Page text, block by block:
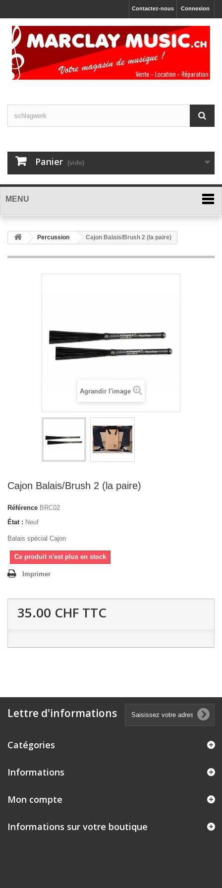
Connexion
Contactez-nous
Panier (vide)
MENU
Percussion Cajon Balais/Brush 2 (la paire)
Agrandir l'image
Cajon Balais/Brush 2 (la paire)
Référence BRC02
État : Neuf
Balais spécial Cajon
Ce produit n'est plus en stock
Imprimer
35.00 CHF TTC
Lettre d'informations
Catégories
Informations
Mon compte
Informations sur votre boutique